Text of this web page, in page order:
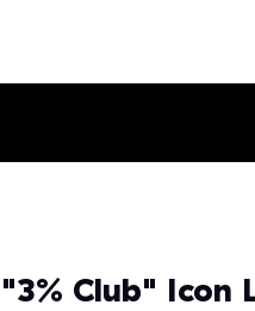
"3% Club" Icon